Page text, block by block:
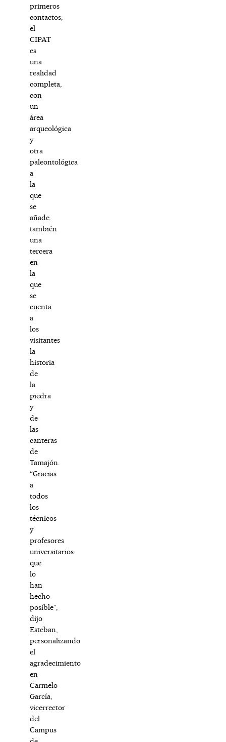
primeros
contactos,
el
CIPAT
es
una
realidad
completa,
con
un
área
arqueológica
y
otra
paleontológica
a
la
que
se
añade
también
una
tercera
en
la
que
se
cuenta
a
los
visitantes
la
historia
de
la
piedra
y
de
las
canteras
de
Tamajón.
“Gracias
a
todos
los
técnicos
y
profesores
universitarios
que
lo
han
hecho
posible”,
dijo
Esteban,
personalizando
el
agradecimiento
en
Carmelo
García,
vicerrector
del
Campus